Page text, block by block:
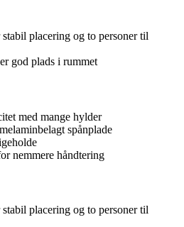
placering og to personer til
god plads i rummet
med mange hylder
spånplade
nemmere håndtering
placering og to personer til